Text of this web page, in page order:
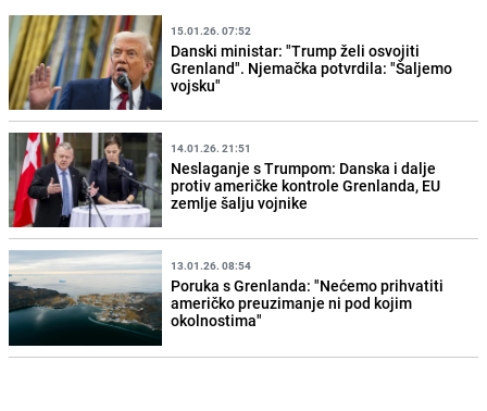
15.01.26. 07:52
Danski ministar: "Trump želi osvojiti
Grenland". Njemačka potvrdila: "Šaljemo
vojsku"
14.01.26. 21:51
Neslaganje s Trumpom: Danska i dalje
protiv američke kontrole Grenlanda, EU
zemlje šalju vojnike
13.01.26. 08:54
Poruka s Grenlanda: "Nećemo prihvatiti
američko preuzimanje ni pod kojim
okolnostima"